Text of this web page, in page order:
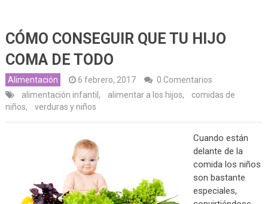
CÓMO CONSEGUIR QUE TU HIJO
COMA DE TODO
Alimentación 6 febrero, 2017
0 Comentarios
alimentación infantil , alimentar a los hijos,
comidas de
niños, verduras y niños
Cuando están
delante de la
comida los niños
son bastante
especiales,